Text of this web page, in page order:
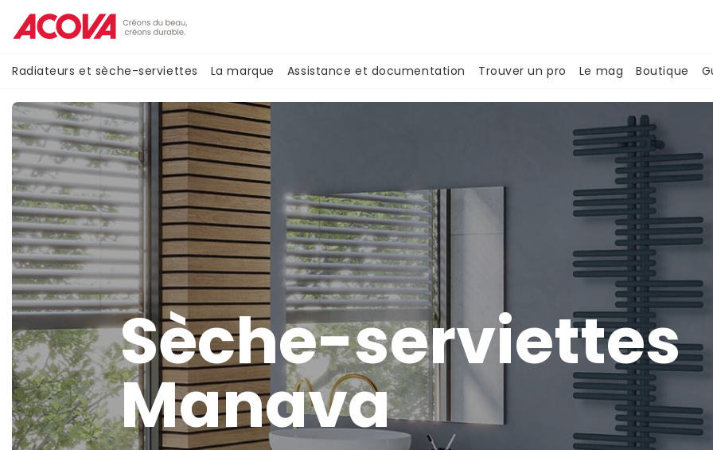
contenu
principale
Radiateurs et sèche-serviettes La marque Assistance et documentation Trouver un pro Le mag Boutique
Sèche-serviettes
Manava